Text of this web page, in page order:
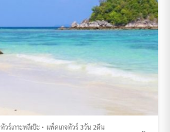
ทัวร์เกาะหลีเป๊ะ แพ็คเกจทัวร์ 3วัน 2คืน